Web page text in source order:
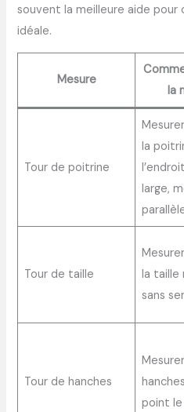
souvent la meilleure aide pour
idéale.
Mesure
la
Tour de poitrine
la
large,
Tour de taille
la taille
sans
Tour de hanches
point le